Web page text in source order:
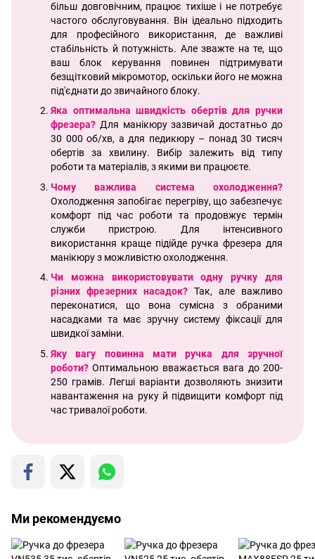
більш довговічним, працює тихіше і не потребує
частого обслуговування. Він ідеально підходить
для професійного використання, де важливі
стабільність й потужність. Але зважте на те, що
ваш блок керування повинен підтримувати
безщітковий мікромотор, оскільки його не можна
під'єднати до звичайного блоку.
Яка оптимальна швидкість обертів для ручки
фрезера? Для манікюру зазвичай достатньо до
30 000 об/хв, а для педикюру – понад 30 тисяч
обертів за хвилину. Вибір залежить від типу
роботи та матеріалів, з якими ви працюєте.
Чому важлива система охолодження?
Охолодження запобігає перегріву, що забезпечує
комфорт під час роботи та продовжує термін
служби пристрою. Для інтенсивного
використання краще підійде ручка фрезера для
манікюру з можливістю охолодження.
Чи можна використовувати одну ручку для
різних фрезерних насадок? Так, але важливо
переконатися, що вона сумісна з обраними
насадками та має зручну систему фіксації для
швидкої заміни.
Яку вагу повинна мати ручка для зручної
роботи? Оптимальною вважається вага до 200-
250 грамів. Легші варіанти дозволяють знизити
навантаження на руку й підвищити комфорт під
час тривалої роботи.
Ми рекомендуємо